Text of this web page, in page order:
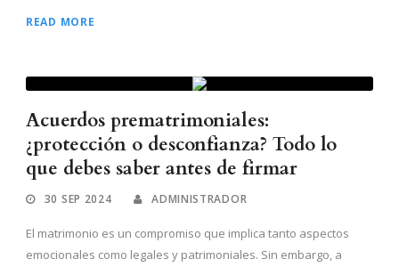
READ MORE
Acuerdos prematrimoniales:
¿protección o desconfianza? Todo lo
que debes saber antes de firmar
30 SEP 2024 ADMINISTRADOR
El matrimonio es un compromiso que implica tanto aspectos
emocionales como legales y patrimoniales. Sin embargo, a